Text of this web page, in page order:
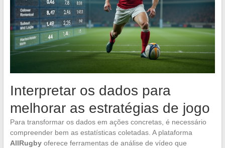
Interpretar os dados para
melhorar as estratégias de jogo
Para transformar os dados em ações concretas, é necessário
compreender bem as estatísticas coletadas. A plataforma
AllRugbyoferece ferramentas de análise de vídeo que